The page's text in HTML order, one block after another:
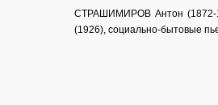
СТРАШИМИРОВ Антон (1872-
(1926), социально-бытовые